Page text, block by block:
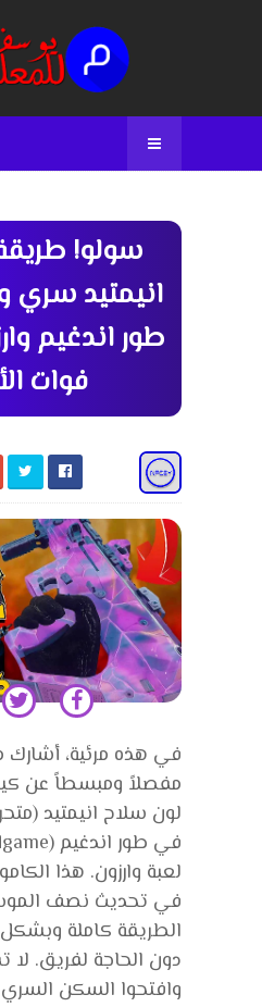
سولو!
انيمتيد
طور اندغيم
فوات
في هذه مرئية،
مفصلاً ومبسطاً عن
لون سلاح انيمتيد
لعبة وارزون. هذا
في تحديث نصف
الطريقة كاملة
دون الحاجة لفريق. لا
وافتحوا السكن السري